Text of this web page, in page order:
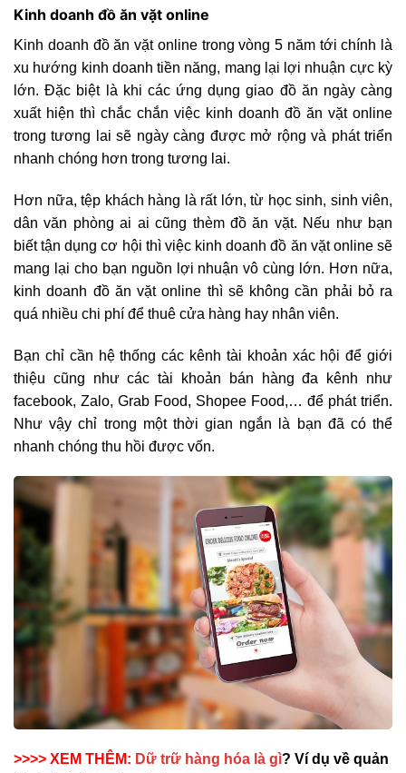
Kinh doanh đồ ăn vặt online
Kinh doanh đồ ăn vặt online trong vòng 5 năm tới chính là
xu hướng kinh doanh tiền năng, mang lại lợi nhuận cực kỳ
lớn. Đặc biệt là khi các ứng dụng giao đồ ăn ngày càng
xuất hiện thì chắc chắn việc kinh doanh đồ ăn vặt online
trong tương lai sẽ ngày càng được mở rộng và phát triển
nhanh chóng hơn trong tương lai.
Hơn nữa, tệp khách hàng là rất lớn, từ học sinh, sinh viên,
dân văn phòng ai ai cũng thèm đồ ăn vặt. Nếu như bạn
biết tận dụng cơ hội thì việc kinh doanh đồ ăn vặt online sẽ
mang lại cho bạn nguồn lợi nhuận vô cùng lớn. Hơn nữa,
kinh doanh đồ ăn vặt online thì sẽ không cần phải bỏ ra
quá nhiều chi phí để thuê cửa hàng hay nhân viên.
Bạn chỉ cần hệ thống các kênh tài khoản xác hội để giới
thiệu cũng như các tài khoản bán hàng đa kênh như
facebook, Zalo, Grab Food, Shopee Food,… để phát triển.
Như vậy chỉ trong một thời gian ngắn là bạn đã có thể
nhanh chóng thu hồi được vốn.
>>>> XEM THÊM: Dữ trữ hàng hóa là gì? Ví dụ về quản